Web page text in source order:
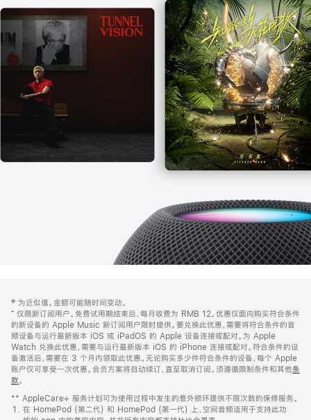
口
中
打
开)
页
页
脚
注
‡ 为近似值。金额可能随时间变动。
⁺ 仅限新订阅用户。免费试用期结束后，每月收费为 RMB 12。优惠仅面向购买符合条件
的新设备的 Apple Music 新订阅用户限时提供。要兑换此优惠，需要将符合条件的音
频设备与运行最新版本 iOS 或 iPadOS 的 Apple 设备连接或配对。为 Apple
Watch 兑换此优惠，需要与运行最新版本 iOS 的 iPhone 连接或配对。符合条件的设
备激活后，需要在 3 个月内领取此优惠。无论购买多少件符合条件的设备，每个 Apple
账户仅可享受一次优惠。会员方案将自动续订，直至取消订阅。须遵循限制条件和其他条
款。
窗
口
** AppleCare+ 服务计划可为使用过程中发生的意外损坏提供不限次数的保修服务。
在 HomePod (第二代) 和 HomePod (第一代) 上，空间音频适用于支持此功